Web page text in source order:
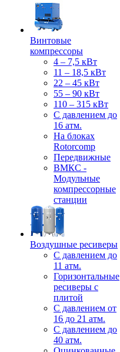
Винтовые
компрессоры
4 – 7,5 кВт
11 – 18,5 кВт
22 – 45 кВт
55 – 90 кВт
110 – 315 кВт
С давлением до
16 атм.
На блоках
Rotorcomp
Передвижные
ВМКС -
Модульные
компрессорные
станции
Воздушные ресиверы
С давлением до
11 атм.
Горизонтальные
ресиверы с
плитой
С давлением от
16 до 21 атм.
С давлением до
40 атм.